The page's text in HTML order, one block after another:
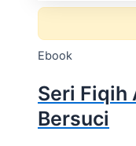
Ebook
Seri Fiqih
Bersuci